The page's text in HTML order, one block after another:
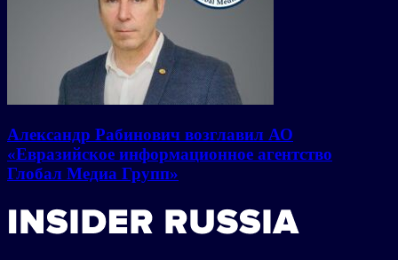
Александр Рабинович возглавил АО
«Евразийское информационное агентство
Глобал Медиа Групп»